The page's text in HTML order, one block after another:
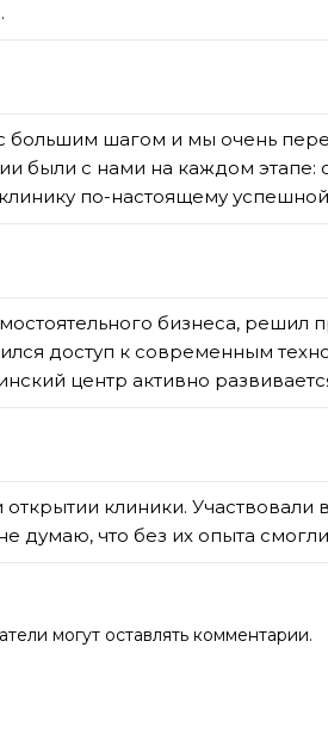
большим шагом и мы очень
были с нами на каждом
по-настоящему
бизнеса,
доступ к современным
центр активно
клиники.
думаю, что без их опыта
могут оставлять комментарии.